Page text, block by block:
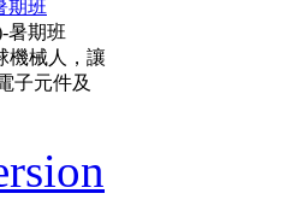
期班
機械人，讓
子元件及